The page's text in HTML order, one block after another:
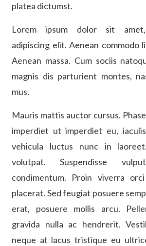
platea dictumst.
Lorem ipsum dolor sit
adipiscing elit. Aenean commodo
Aenean massa. Cum sociis
magnis dis parturient montes,
mus.
Mauris mattis auctor cursus.
imperdiet ut imperdiet eu,
vehicula luctus nunc in
volutpat. Suspendisse
condimentum. Proin viverra
placerat. Sed feugiat posuere
erat, posuere mollis arcu.
gravida nulla ac hendrerit.
neque at lacus tristique eu